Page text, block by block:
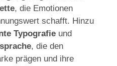
, die Emotionen
schafft. Hinzu
Typografie und
, die den
prägen und ihre